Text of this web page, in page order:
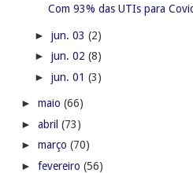
Com 93% das UTIs para
► jun. 03 (2)
► jun. 02 (8)
► jun. 01 (3)
► maio (66)
► abril (73)
► março (70)
► fevereiro (56)